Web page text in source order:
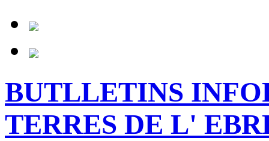
BUTLLETINS
TERRES DE L'